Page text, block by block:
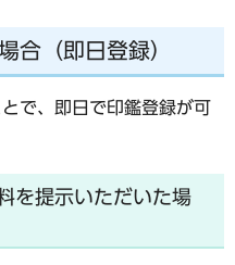
合（即日登録）
で、即日で印鑑登録が可
を提示いただいた場